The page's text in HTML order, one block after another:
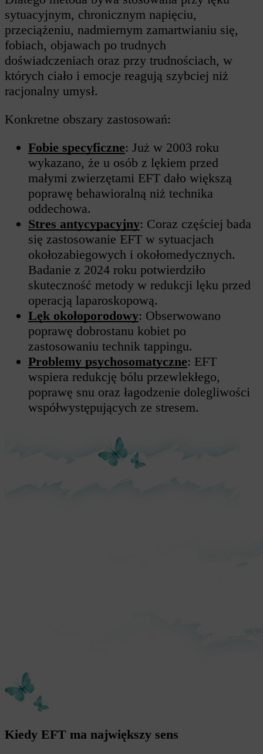
sytuacyjnym, chronicznym napięciu,
przeciążeniu, nadmiernym zamartwianiu się,
fobiach, objawach po trudnych
doświadczeniach oraz przy trudnościach, w
których ciało i emocje reagują szybciej niż
racjonalny umysł.
Konkretne obszary zastosowań:
Fobie specyficzne: Już w 2003 roku
wykazano, że u osób z lękiem przed
małymi zwierzętami EFT dało większą
poprawę behawioralną niż technika
oddechowa.
Stres antycypacyjny: Coraz częściej bada
się zastosowanie EFT w sytuacjach
okołozabiegowych i okołomedycznych.
Badanie z 2024 roku potwierdziło
skuteczność metody w redukcji lęku przed
operacją laparoskopową.
Lęk okołoporodowy: Obserwowano
poprawę dobrostanu kobiet po
zastosowaniu technik tappingu.
Problemy psychosomatyczne: EFT
wspiera redukcję bólu przewlekłego,
poprawę snu oraz łagodzenie dolegliwości
współwystępujących ze stresem.
Kiedy EFT ma największy sens